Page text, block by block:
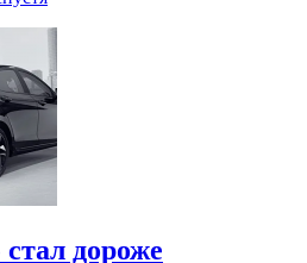
дороже